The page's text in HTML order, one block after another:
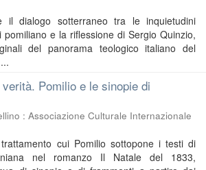
il dialogo sotterraneo tra le inquietudini
pomiliano e la riflessione di Sergio Quinzio,
del panorama teologico italiano del
Pomilio e le sinopie di
: Associazione Culturale Internazionale
cui Pomilio sottopone i testi di
nel romanzo Il Natale del 1833,